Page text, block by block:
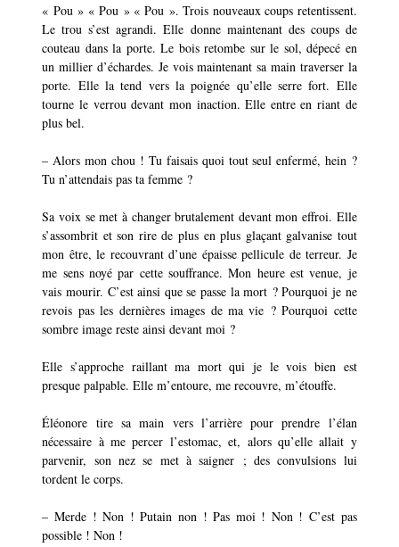
« Pou » « Pou » « Pou ». Trois nouveaux coups retentissent.
Le trou s’est agrandi. Elle donne maintenant des coups de
couteau dans la porte. Le bois retombe sur le sol, dépecé en
un millier d’échardes. Je vois maintenant sa main traverser la
porte. Elle la tend vers la poignée qu’elle serre fort. Elle
tourne le verrou devant mon inaction. Elle entre en riant de
plus bel.
– Alors mon chou ! Tu faisais quoi tout seul enfermé, hein ?
Tu n’attendais pas ta femme ?
Sa voix se met à changer brutalement devant mon effroi. Elle
s’assombrit et son rire de plus en plus glaçant galvanise tout
mon être, le recouvrant d’une épaisse pellicule de terreur. Je
me sens noyé par cette souffrance. Mon heure est venue, je
vais mourir. C’est ainsi que se passe la mort ? Pourquoi je ne
revois pas les dernières images de ma vie ? Pourquoi cette
sombre image reste ainsi devant moi ?
Elle s’approche raillant ma mort qui je le vois bien est
presque palpable. Elle m’entoure, me recouvre, m’étouffe.
Éléonore tire sa main vers l’arrière pour prendre l’élan
nécessaire à me percer l’estomac, et, alors qu’elle allait y
parvenir, son nez se met à saigner ; des convulsions lui
tordent le corps.
– Merde ! Non ! Putain non ! Pas moi ! Non ! C’est pas
possible ! Non !